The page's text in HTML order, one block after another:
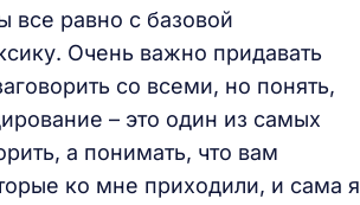
все равно с базовой
Очень важно придавать
со всеми, но понять,
– это один из самых
а понимать, что вам
ко мне приходили, и сама я